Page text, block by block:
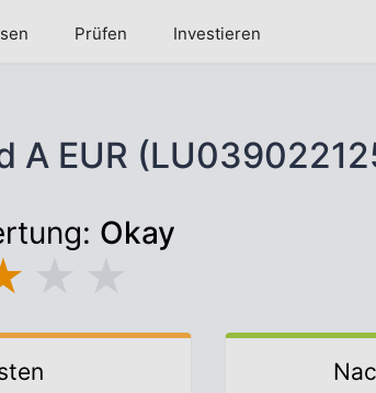
Prüfen Investieren
A EUR
Okay